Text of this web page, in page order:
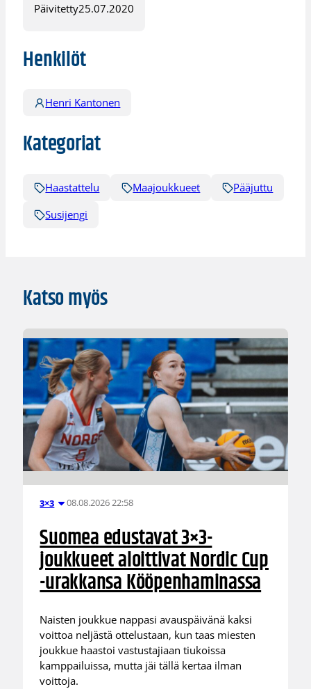
Päivitetty25.07.2020
Henkilöt
Henri Kantonen
Kategoriat
Haastattelu Maajoukkueet
Pääjuttu
Susijengi
Katso myös
3×3 08.08.2026 22:58
Suomea edustavat 3×3-
joukkueet aloittivat Nordic Cup
-urakkansa Kööpenhaminassa
Naisten joukkue nappasi avauspäivänä kaksi
voittoa neljästä ottelustaan, kun taas miesten
joukkue haastoi vastustajiaan tiukoissa
kamppailuissa, mutta jäi tällä kertaa ilman
voittoja.